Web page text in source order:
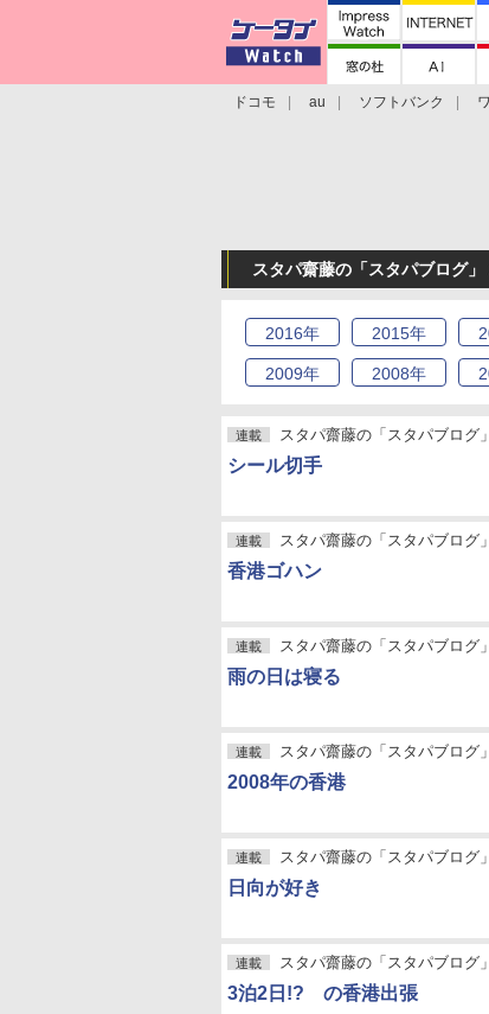
ドコモ au ソフトバンク
スタパ齋藤の「スタパブログ
2016年 2015年
2009年 2008年
連載 スタパ齋藤の「スタパブログ」
シール切手
連載 スタパ齋藤の「スタパブログ」
香港ゴハン
連載 スタパ齋藤の「スタパブログ」
雨の日は寝る
連載 スタパ齋藤の「スタパブログ」
2008年の香港
連載 スタパ齋藤の「スタパブログ」
日向が好き
連載 スタパ齋藤の「スタパブログ」
3泊2日!? の香港出張